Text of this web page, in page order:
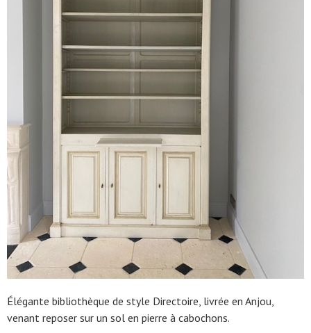
Élégante bibliothèque de style Directoire, livrée en Anjou,
venant reposer sur un sol en pierre à cabochons.